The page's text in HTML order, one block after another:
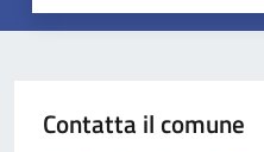
Contatta il comune